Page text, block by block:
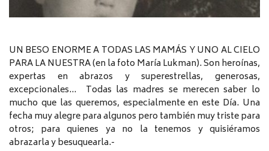
UN BESO ENORME A TODAS LAS MAMÁS Y UNO AL CIELO
PARA LA NUESTRA (en la foto María Lukman). Son heroínas,
expertas en abrazos y superestrellas, generosas,
excepcionales… Todas las madres se merecen saber lo
mucho que las queremos, especialmente en este Día. Una
fecha muy alegre para algunos pero también muy triste para
otros; para quienes ya no la tenemos y quisiéramos
abrazarla y besuquearla.-